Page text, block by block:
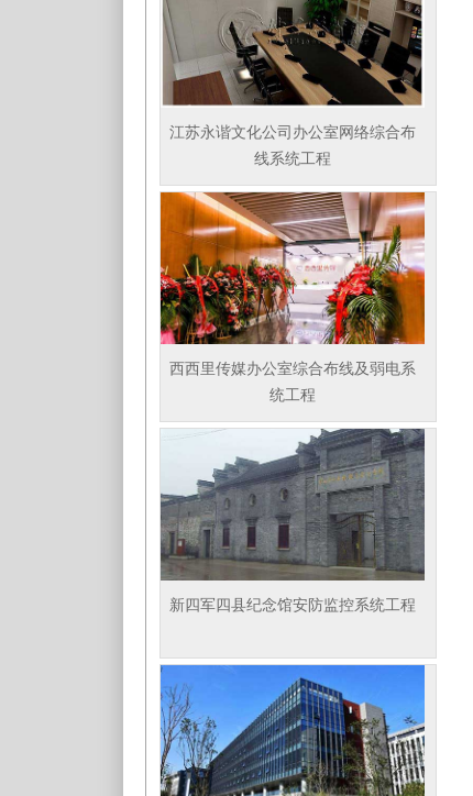
江苏永谐文化公司办公室网络综合布
线系统工程
西西里传媒办公室综合布线及弱电系
统工程
新四军四县纪念馆安防监控系统工程